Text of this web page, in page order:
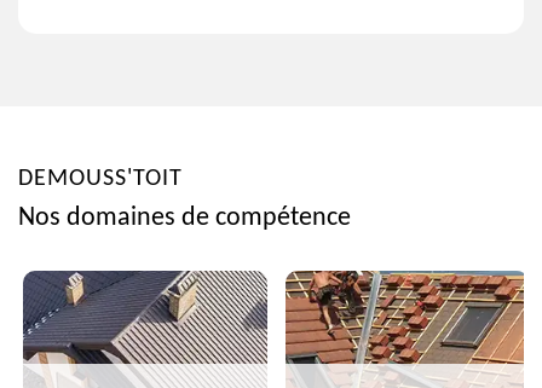
DEMOUSS'TOIT
Nos domaines de compétence